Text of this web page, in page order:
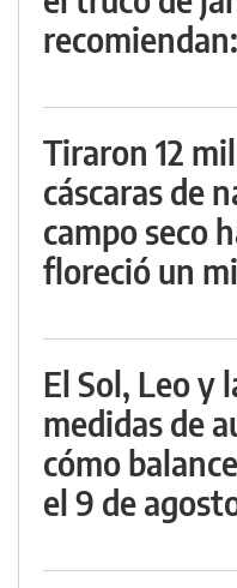
Tiraron 12
cáscaras de
campo seco
floreció un
El Sol, Leo y
medidas de
cómo
el 9 de